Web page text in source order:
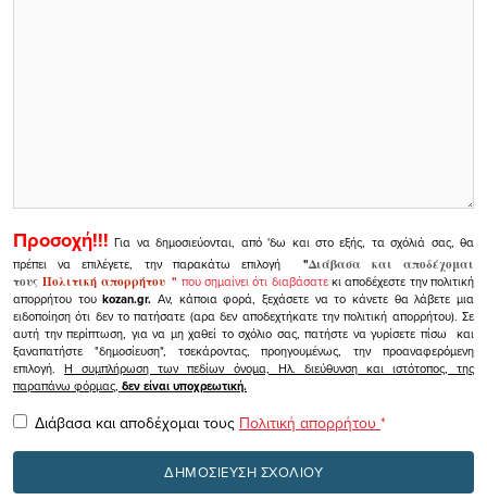
Προσοχή!!! Για να δημοσιεύονται, από 'δω και στο εξής, τα σχόλιά σας, θα
πρέπει να επιλέγετε, την παρακάτω επιλογή
"Διάβασα και αποδέχομαι
τουςΠολιτική απορρήτου" που σημαίνει ότι διαβάσατεκι αποδέχεστε την πολιτική
απορρήτου τουkozan.gr. Αν, κάποια φορά, ξεχάσετε να το κάνετε θα λάβετε μια
ειδοποίηση ότι δεν το πατήσατε (αρα δεν αποδεχτήκατε την πολιτική απορρήτου). Σε
αυτή την περίπτωση, για να μη χαθεί το σχόλιο σας, πατήστε να γυρίσετε πίσω και
ξαναπατήστε "δημοσίευση", τσεκάροντας, προηγουμένως, την προαναφερόμενη
επιλογή.Η συμπλήρωση των πεδίων όνομα, Ηλ. διεύθυνση και ιστότοπος, της
παραπάνω φόρμας, δεν είναι υποχρεωτική.
Διάβασα και αποδέχομαι τους Πολιτική απορρήτου *